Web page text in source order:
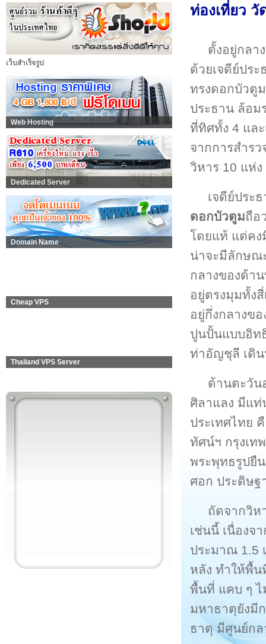
เว็บสำเร็จรูป
Web Hosting
Dedicated Server
Domain Name
Cheap VPS
Thailand VPS Server
ท่องเที่ยว
ตั้งอยู่กลา
ด้วยเจดีย์ปร
ทรงดอกบัวตู
ประธาน ล้อม
ที่ทิศทั้ง 4 แล
จากการสำร
วิหาร 10 แห่
เจดีย์ประ
ดอกบัวตูมถือ
โดยแท้ แต่คง
น่าจะมีลักษณ
กลางของด้า
อยู่ตรงมุมทั้ง
อยู่กึ่งกลางข
ปูนปั้นแบบอิท
ท่าอัญชุลี เดิ
ด้านตะวัน
ศิลาแลง มีแท่
ประเทศไทย
ทัศน์ฯ กรุงเท
พระพุทธรูปยื
ศอก ประดิษ
ถัดจากวิห
เช่นนี้ เนื่องจ
ประมาณ 1.5
หลัง ทำให้พื้น
พื้นที่ แคบ ๆ ไ
มหาธาตุยังมี
ธาตุ มีศูนย์กล